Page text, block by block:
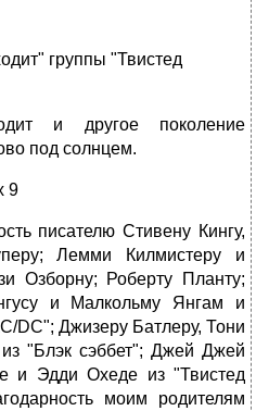
группы "Твистед
и другое поколение
под солнцем.
9
писателю Стивену Кингу,
Лемми Килмистеру и
Озборну; Роберту Планту;
и Малкольму Янгам и
DC"; Джизеру Батлеру, Тони
"Блэк сэббет"; Джей Джей
и Эдди Охеде из "Твистед
моим родителям